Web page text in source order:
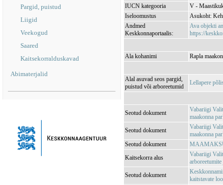
Pargid, puistud
Liigid
Veekogud
Saared
Kaitsekorralduskavad
Abimaterjalid
IUCN kategooria
V -
Iseloomustus
Asukoht:
Andmed
Keskkonnaportaalis:
Ava objekti
https://
Ala kohanimi Rapla
Alal asuvad seos pargid,
puistud või arboreetumid
Lellapere
Seotud dokument
Vabariigi
maakonna
Seotud dokument
Vabariigi
maakonna
Seotud dokument
Kaitsekorra alus
Vabariigi
Seotud dokument
kaitstavate